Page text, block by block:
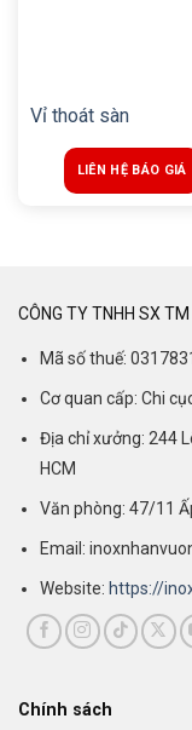
Vỉ thoát sàn
LIÊN HỆ BÁO GIÁ
CÔNG TY TNHH SX TM
Mã số thuế:
Cơ quan cấp: Chi
Địa chỉ xưởng: 244
HCM
Văn phòng: 47/11
Email:
Website:https://
Chính sách